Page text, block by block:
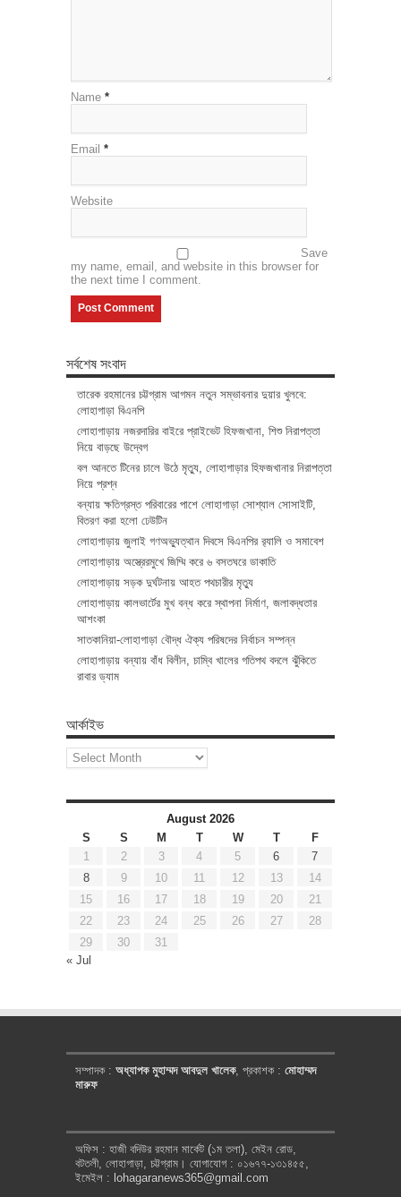
Name *
Email *
Website
Save
my name, email, and website in this browser for
the next time I comment.
সর্বশেষ সংবাদ
তারেক রহমানের চট্টগ্রাম আগমন নতুন সম্ভাবনার দুয়ার খুলবে:
লোহাগাড়া বিএনপি
লোহাগাড়ায় নজরদারির বাইরে প্রাইভেট হিফজখানা, শিশু নিরাপত্তা
নিয়ে বাড়ছে উদ্বেগ
বল আনতে টিনের চালে উঠে মৃত্যু, লোহাগাড়ার হিফজখানার নিরাপত্তা
নিয়ে প্রশ্ন
বন্যায় ক্ষতিগ্রস্ত পরিবারের পাশে লোহাগাড়া সোশ্যাল সোসাইটি,
বিতরণ করা হলো ঢেউটিন
লোহাগাড়ায় জুলাই গণঅভ্যুত্থান দিবসে বিএনপির র‌্যালি ও সমাবেশ
লোহাগাড়ায় অস্ত্রেরমুখে জিম্মি করে ৬ বসতঘরে ডাকাতি
লোহাগাড়ায় সড়ক দুর্ঘটনায় আহত পথচারীর মৃত্যু
লোহাগাড়ায় কালভার্টের মুখ বন্ধ করে স্থাপনা নির্মাণ, জলাবদ্ধতার
আশংকা
সাতকানিয়া-লোহাগাড়া বৌদ্ধ ঐক্য পরিষদের নির্বাচন সম্পন্ন
লোহাগাড়ায় বন্যায় বাঁধ বিলীন, চাম্বি খালের গতিপথ বদলে ঝুঁকিতে
রাবার ড্যাম
আর্কাইভ
আর্কাইভ
August 2026
S
S M T W T
F
1
2 3 4 5 6
7
8
9 10 11 12 13
14
15
16 17 18 19 20
21
22
23 24 25 26 27
28
29
30
31
« Jul
সম্পাদক : অধ্যাপক মুহাম্মদ আবদুল খালেক, প্রকাশক : মোহাম্মদ
মারুফ
অফিস : হাজী বদিউর রহমান মার্কেট (১ম তলা), মেইন রোড,
বটতলী, লোহাগাড়া, চট্টগ্রাম। যোগাযোগ : ০১৬৭৭-১৩১৪৫৫,
ইমেইল : lohagaranews365@gmail.com